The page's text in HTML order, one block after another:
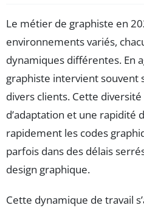
Le métier de graphiste en
environnements variés,
dynamiques différentes. En
graphiste intervient souvent
divers clients. Cette
d’adaptation et une rapidité
rapidement les codes
parfois dans des délais
design graphique.
Cette dynamique de travail